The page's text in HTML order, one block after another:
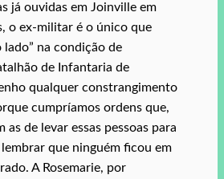
já ouvidas em Joinville em
o ex-militar é o único que
lado” na condição de
de Infantaria de
qualquer constrangimento
cumpríamos ordens que,
as de levar essas pessoas para
que ninguém ficou em
A Rosemarie, por